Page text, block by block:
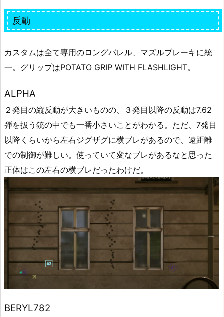
反動
カスタムは全て専用のロングバレル、マズルブレーキに統
一。グリップはPOTATO GRIP WITH FLASHLIGHT。
ALPHA
２発目の縦反動が大きいものの、３発目以降の反動は7.62
弾を扱う銃の中でも一番小さいことがわかる。ただ、7発目
以降くらいから左右ジグザグに横ブレがあるので、遠距離
での制御が難しい。使っていて変なブレがあるなと思った
正体はこの左右の横ブレだったわけだ。
BERYL782